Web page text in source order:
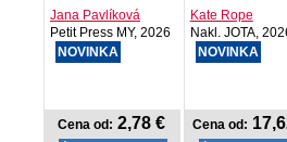
3/2...
Jana Pavlíková
Petit Press MY, 2026
NOVINKA
Cena od: 2,78 €
Kate Rope
Nakl. JOTA,
NOVINKA
Cena od: